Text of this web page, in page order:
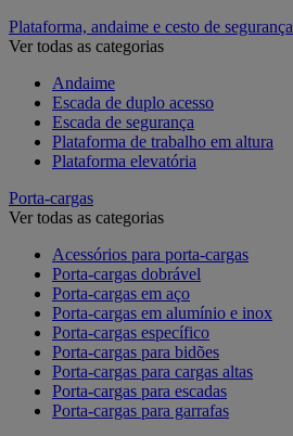
Plataforma, andaime e cesto de segurança
Ver todas as categorias
Andaime
Escada de duplo acesso
Escada de segurança
Plataforma de trabalho em altura
Plataforma elevatória
Porta-cargas
Ver todas as categorias
Acessórios para porta-cargas
Porta-cargas dobrável
Porta-cargas em aço
Porta-cargas em alumínio e inox
Porta-cargas específico
Porta-cargas para bidões
Porta-cargas para cargas altas
Porta-cargas para escadas
Porta-cargas para garrafas